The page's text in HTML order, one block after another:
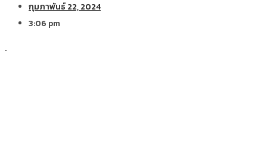
กุมภาพันธ์ 22, 2024
3:06 pm
.